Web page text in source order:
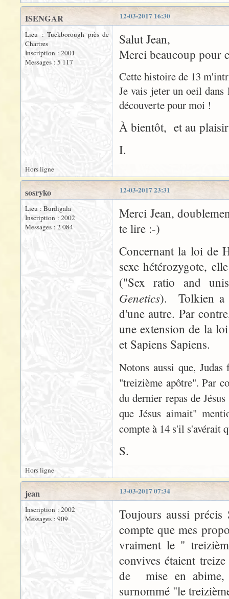
12-03-2017 16:30
ISENGAR
Lieu : Tuckborough près de
Chartres
Inscription : 2001
Messages : 5 117
Salut Jean,
Merci beaucoup pour
Cette histoire de 13
Je vais jeter un oeil
découverte pour moi !
À bientôt, et au
I.
Hors ligne
12-03-2017 23:31
sosryko
Lieu : Burdigala
Inscription : 2002
Messages : 2 084
Merci Jean,
te lire :-)
Concernant la loi de
sexe hétérozygote,
("Sex ratio and
Genetics). Tolkien a
d'une autre. Par
une extension de la
et Sapiens Sapiens.
Notons aussi que,
"treizième apôtre". Par
du dernier repas de
que Jésus aimait"
compte à 14 s'il s'avérait
S.
Hors ligne
13-03-2017 07:34
jean
Inscription : 2002
Messages : 909
Toujours aussi
compte que mes
vraiment le "
convives étaient
de mise en abime,
surnommé "le